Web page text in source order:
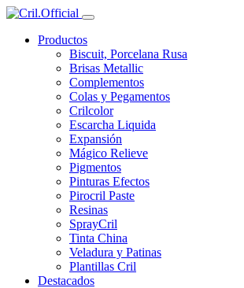
Productos
Biscuit, Porcelana Rusa
Brisas Metallic
Complementos
Colas y Pegamentos
Crilcolor
Escarcha Liquida
Expansión
Mágico Relieve
Pigmentos
Pinturas Efectos
Pirocril Paste
Resinas
SprayCril
Tinta China
Veladura y Patinas
Plantillas Cril
Destacados